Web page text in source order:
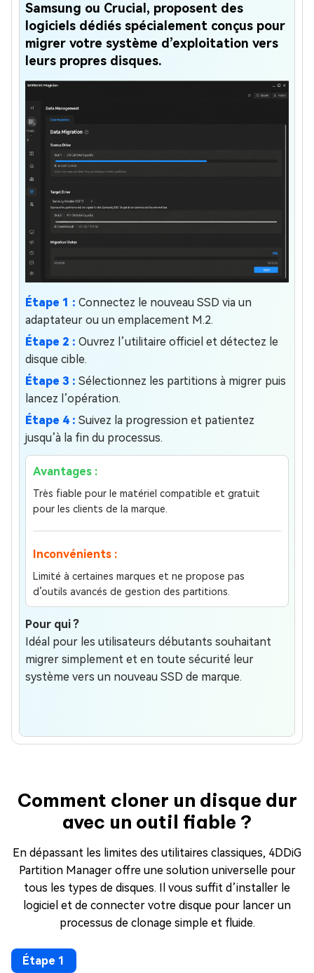
Samsung ou Crucial, proposent des
logiciels dédiés spécialement conçus pour
migrer votre système d’exploitation vers
leurs propres disques.
Étape 1 : Connectez le nouveau SSD via un
adaptateur ou un emplacement M.2.
Étape 2 : Ouvrez l’utilitaire officiel et détectez le
disque cible.
Étape 3 : Sélectionnez les partitions à migrer puis
lancez l’opération.
Étape 4 : Suivez la progression et patientez
jusqu’à la fin du processus.
Avantages :
Très fiable pour le matériel compatible et gratuit
pour les clients de la marque.
Inconvénients :
Limité à certaines marques et ne propose pas
d’outils avancés de gestion des partitions.
Pour qui ?
Idéal pour les utilisateurs débutants souhaitant
migrer simplement et en toute sécurité leur
système vers un nouveau SSD de marque.
Comment cloner un disque dur
avec un outil fiable ?
En dépassant les limites des utilitaires classiques, 4DDiG
Partition Manager offre une solution universelle pour
tous les types de disques. Il vous suffit d’installer le
logiciel et de connecter votre disque pour lancer un
processus de clonage simple et fluide.
Étape 1